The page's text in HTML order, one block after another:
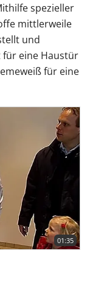
spezieller
mittlerweile
und
für eine Haustür
für eine
01:35